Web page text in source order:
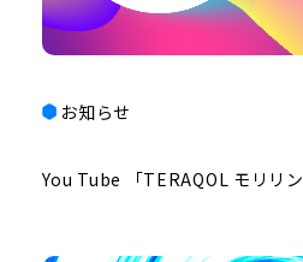
お知らせ
You Tube 「TERAQOL モリリ